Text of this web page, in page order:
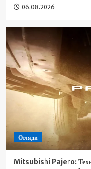
06.08.2026
Огляди
Mitsubishi Pajero: